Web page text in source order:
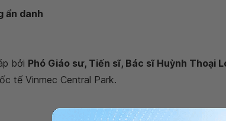
ẩn danh
bởi Phó Giáo sư, Tiến sĩ, Bác sĩ Huỳnh Thoại
tế Vinmec Central Park.